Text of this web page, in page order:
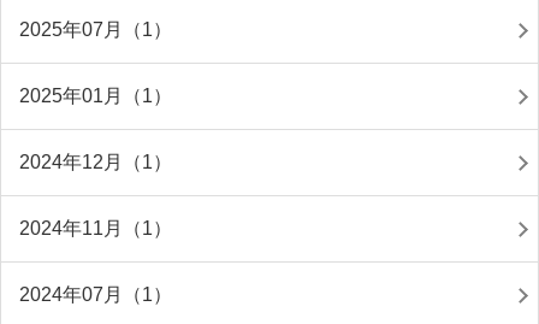
2025年07月（1）
2025年01月（1）
2024年12月（1）
2024年11月（1）
2024年07月（1）